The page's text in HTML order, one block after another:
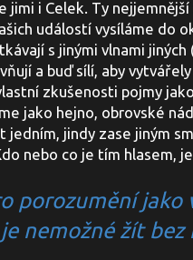
jimi i Celek. Ty
událostí vysíláme do
s jinými vlnami jiných
a buď sílí, aby
zkušenosti pojmy
jako hejno, obrovské
jindy zase jiným
nebo co je tím hlasem,
porozumění jako
nemožné žít bez